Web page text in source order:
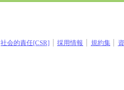
社会的責任[CSR] 採用情報 規約集